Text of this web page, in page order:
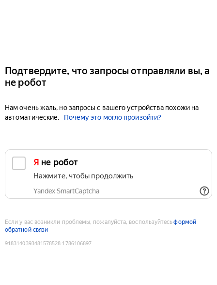
Подтвердите, что запросы отправляли вы, а
не робот
Нам очень жаль, но запросы с вашего устройства похожи на
автоматические.
Почему это могло произойти?
Я не робот
Нажмите, чтобы продолжить
Yandex SmartCaptcha
Если у вас возникли проблемы, пожалуйста, воспользуйтесьформой
обратной связи
9183140393481578528:1786106897